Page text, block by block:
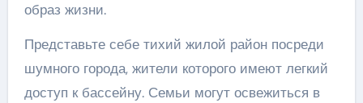
образ жизни.
Представьте себе тихий жилой район посреди
шумного города, жители которого имеют легкий
доступ к бассейну. Семьи могут освежиться в